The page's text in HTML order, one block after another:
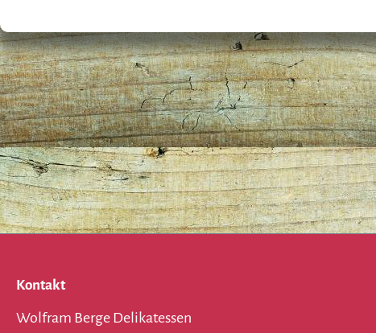
Kontakt
Wolfram Berge Delikatessen